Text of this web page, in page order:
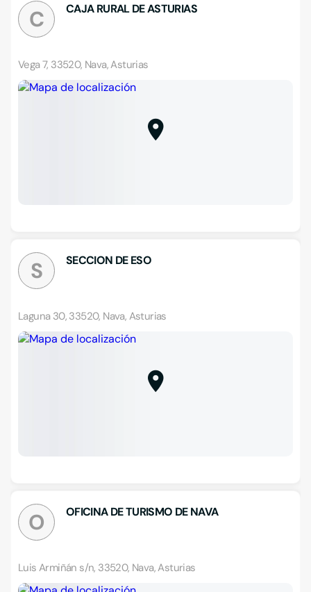
C CAJA RURAL DE ASTURIAS
Vega 7, 33520, Nava, Asturias
S SECCION DE ESO
Laguna 30, 33520, Nava, Asturias
O OFICINA DE TURISMO DE NAVA
Luis Armiñán s/n, 33520, Nava, Asturias